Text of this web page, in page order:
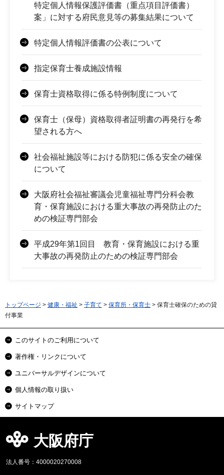
特定個人情報保護評価書（重点項目評価書）
案」に対する府民意見等の募集結果について
特定個人情報評価書の公表について
指定保育士養成施設情報
保育士資格取得に係る特例制度について
保育士（保母）資格取得者証明書の再発行を希
望される方へ
社会福祉施設等における防犯に係る安全の確保
について
大阪府社会福祉審議会児童福祉専門分科会教
育・保育施設における重大事故の再発防止のた
めの検証専門部会
平成29年第1回目 教育・保育施設における重
大事故の再発防止のための検証専門部会
トップページ > 健康・福祉 > 子育て > 保育所・保育士 > 保育士確保のための貸
付事業
このサイトのご利用について
著作権・リンクについて
ユニバーサルデザインについて
個人情報の取り扱い
サイトマップ
大阪府庁
法人番号：4000020270008